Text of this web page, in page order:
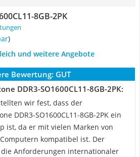
8GB-2PK
)
und weitere Angebote
Bewertung: GUT
DDR3-SO1600CL11-8GB-2PK:
wir fest, dass der
DDR3-SO1600CL11-8GB-2PK ein
ist, da er mit vielen Marken von
kompatibel ist. Der
Anforderungen internationaler